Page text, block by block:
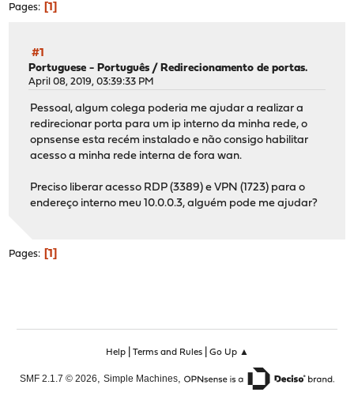
Pages 1
#1
Portuguese - Português / Redirecionamento de portas.
April 08, 2019, 03:39:33 PM
Pessoal, algum colega poderia me ajudar a realizar a
redirecionar porta para um ip interno da minha rede, o
opnsense esta recém instalado e não consigo habilitar
acesso a minha rede interna de fora wan.
Preciso liberar acesso RDP (3389) e VPN (1723) para o
endereço interno meu 10.0.0.3, alguém pode me ajudar?
Pages 1
Help| Terms and Rules| Go Up ▲
SMF 2.1.7 © 2026, Simple Machines,